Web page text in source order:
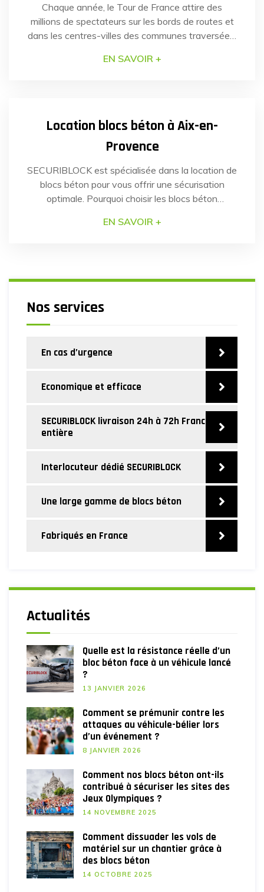
Chaque année, le Tour de France attire des
millions de spectateurs sur les bords de routes et
dans les centres-villes des communes traversées.
de la région Hauts-de-France a nécessité une
EN SAVOIR +
Location blocs béton à Aix-en-
Provence
SECURIBLOCK est spécialisée dans la location de
blocs béton pour vous offrir une sécurisation
optimale. Pourquoi choisir les blocs béton
sont conçus pour une installation simple et rapide.
EN SAVOIR +
Nos services
En cas d’urgence
Economique et efficace
SECURIBLOCK livraison 24h à 72h France
entière
Interlocuteur dédié SECURIBLOCK
Une large gamme de blocs béton
Fabriqués en France
Actualités
Quelle est la résistance réelle d’un
bloc béton face à un véhicule lancé
?
13 JANVIER 2026
Comment se prémunir contre les
attaques au véhicule-bélier lors
d’un événement ?
8 JANVIER 2026
Comment nos blocs béton ont-ils
contribué à sécuriser les sites des
Jeux Olympiques ?
14 NOVEMBRE 2025
Comment dissuader les vols de
matériel sur un chantier grâce à
des blocs béton
14 OCTOBRE 2025